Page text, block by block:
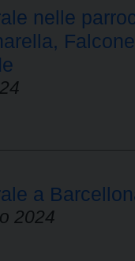
nelle
a
2024